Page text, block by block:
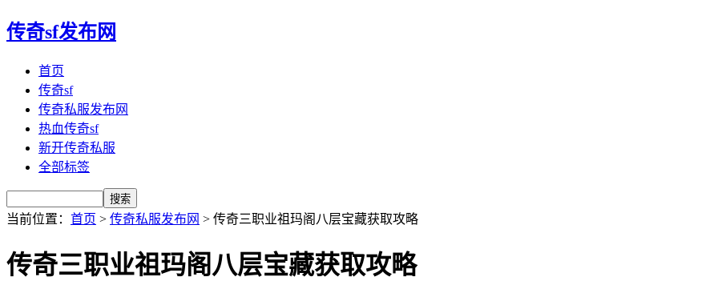
传奇sf发布网
首页
传奇sf
传奇私服发布网
热血传奇sf
新开传奇私服
全部标签
当前位置： 首页 > 传奇私服发布网 > 传奇三职业祖玛阁八层宝藏获取攻略
传奇三职业祖玛阁八层宝藏获取攻略